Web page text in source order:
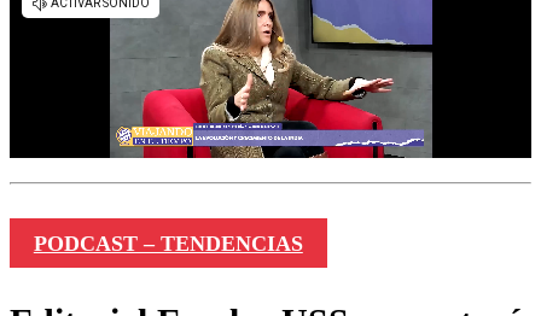
PODCAST – TENDENCIAS